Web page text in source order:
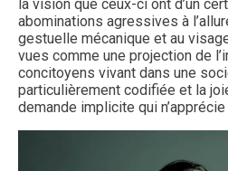
la vision que ceux-ci ont d’un
abominations agressives à
gestuelle mécanique et au
vues comme une projection de
concitoyens vivant dans une
particulièrement codifiée et la
demande implicite qui